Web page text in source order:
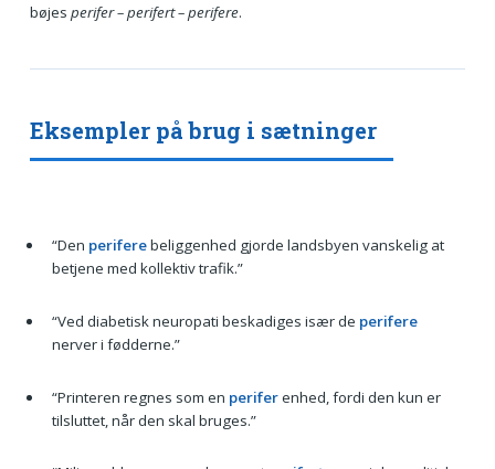
bøjes perifer – perifert – perifere.
Eksempler på brug i sætninger
“Den periferebeliggenhed gjorde landsbyen vanskelig at
betjene med kollektiv trafik.”
“Ved diabetisk neuropati beskadiges især de perifere
nerver i fødderne.”
“Printeren regnes som en periferenhed, fordi den kun er
tilsluttet, når den skal bruges.”